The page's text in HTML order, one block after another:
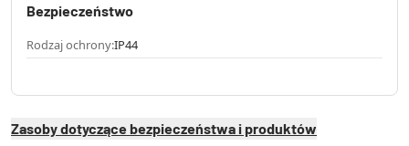
Bezpieczeństwo
Rodzaj ochrony:IP44
Zasoby dotyczące bezpieczeństwa i produktów